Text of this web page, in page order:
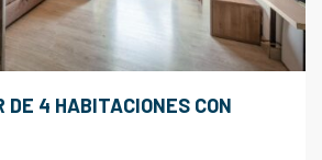
DE 4 HABITACIONES CON